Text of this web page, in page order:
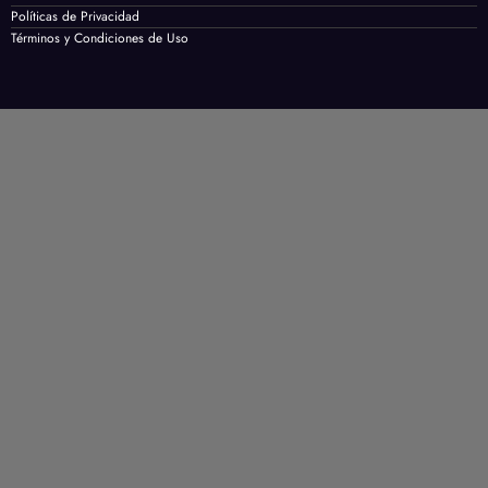
Políticas de Privacidad
Términos y Condiciones de Uso